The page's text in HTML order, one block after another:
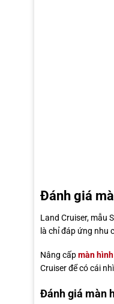
Đánh giá
Land Cruiser, mẫu
là chỉ đáp ứng nhu
Nâng cấpmàn
Cruiser để có cái
Đánh giá màn